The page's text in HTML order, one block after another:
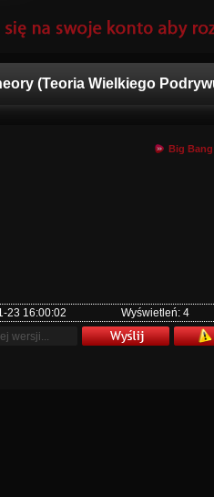
(Teoria Wielkiego
Big
23 16:00:02 Wyświetleń: 4